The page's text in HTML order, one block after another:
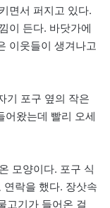
면서 퍼지고 있다.
이 든다. 바닷가에
이웃들이 생겨나고
기 포구 옆의 작은
어왔는데 빨리 오세
모양이다. 포구 식
락을 했다. 장삿속
고기가 들어온 걸